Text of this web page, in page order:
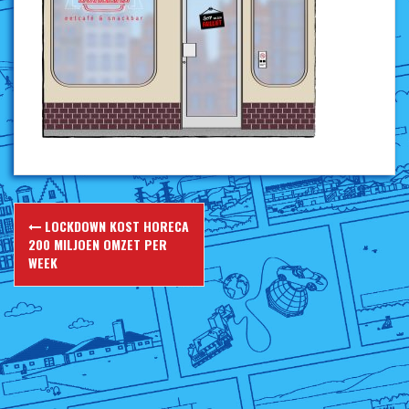
Berichtnavigatie
LOCKDOWN KOST HORECA
200 MILJOEN OMZET PER
WEEK